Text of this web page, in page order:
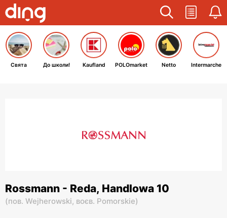
Свята До школи! Kaufland POLOmarket Netto Intermarche
Rossmann - Reda, Handlowa 10
(пов. Wejherowski, воєв. Pomorskie)